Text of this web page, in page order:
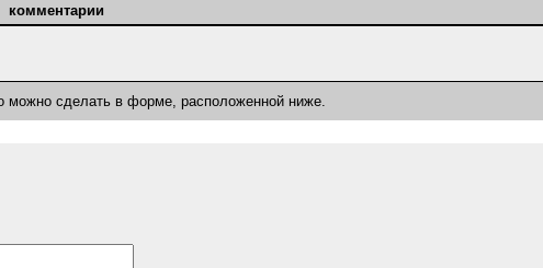
комментарии
можно сделать в форме, расположенной ниже.